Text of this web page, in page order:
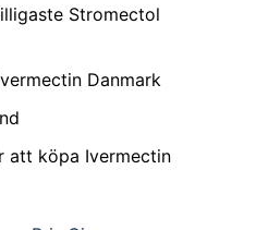
Stromectol
Danmark
att köpa Ivermectin